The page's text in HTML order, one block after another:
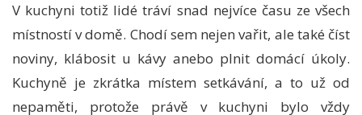
V kuchyni totiž lidé tráví snad nejvíce času ze všech
místností v domě. Chodí sem nejen vařit, ale také číst
noviny, klábosit u kávy anebo plnit domácí úkoly.
Kuchyně je zkrátka místem setkávání, a to už od
nepaměti, protože právě v kuchyni bylo vždy